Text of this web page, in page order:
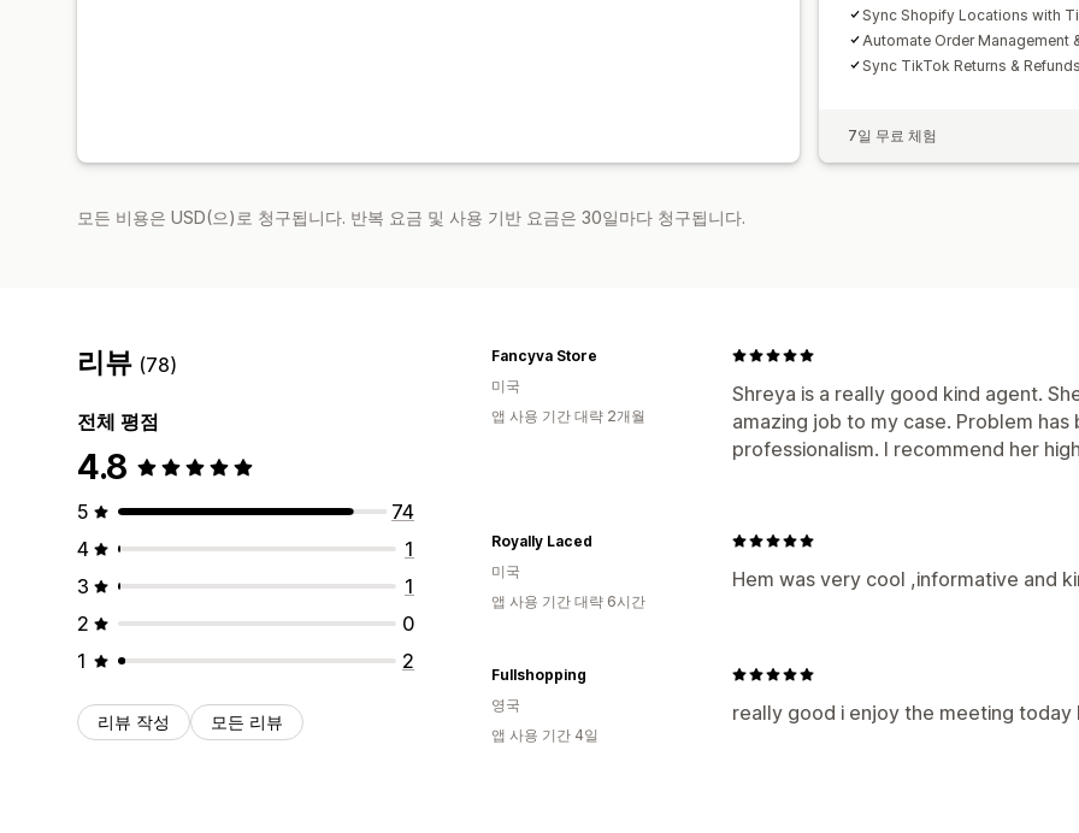
Sync Shopify Locations with
Automate Order Management
Sync TikTok Returns & Refunds
7일 무료 체험
모든 비용은 USD(으)로 청구됩니다. 반복 요금 및 사용 기반 요금은 30일마다 청구됩니다.
리뷰 (78)
전체 평점
4.8
5
74
4
1
3
1
2
0
1
2
리뷰 작성 모든 리뷰
Shreya is a really good kind agent.
amazing job to my case. Problem
professionalism. I recommend her
Fancyva Store
미국
앱 사용 기간 대략 2개월
Hem was very cool ,informative and
Royally Laced
미국
앱 사용 기간 대략 6시간
really good i enjoy the meeting
Fullshopping
영국
앱 사용 기간 4일